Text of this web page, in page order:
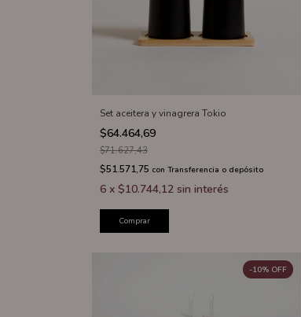
Set aceitera y vinagrera Tokio
$64.464,69
$71.627,43
$51.571,75 con Transferencia o depósito
6 x $10.744,12 sin interés
Comprar
-10% OFF